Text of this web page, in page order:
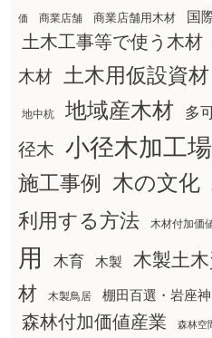
価 商業店舗 商業店舗用木材 国
土木工事等で使う木材
木材
土木用仮設資材
地中杭 地域産木材 多
径木 小径木加工場
施工事例
木の文化
利用する方法
木材付加価
用
木育 木製 木製土
材
木製鳥居 棚田百選・岩座神
森林付加価値産業 森林空